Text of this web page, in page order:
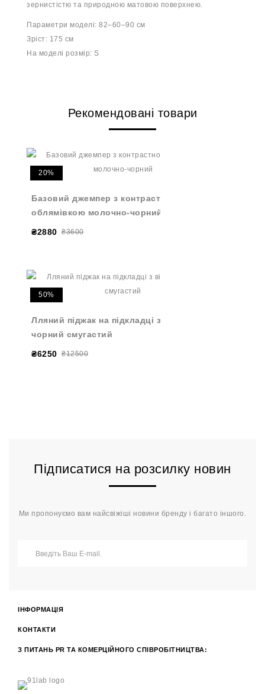
зернистістю та природною матовою поверхнею.
Параметри моделі: 82–60–90 см
Зріст: 175 см
На моделі розмір: S
Рекомендовані товари
20%
Базовий джемпер з контрастною
облямівкою молочно-чорний
₴2880 ₴3600
50%
Лляний піджак на підкладці з віскози
чорний смугастий
₴6250 ₴12500
Підписатися на розсилку новин
Ми пропонуємо вам найсвіжіші новини бренду і багато іншого.
ІНФОРМАЦІЯ
КОНТАКТИ
З ПИТАНЬ PR ТА КОМЕРЦІЙНОГО СПІВРОБІТНИЦТВА: